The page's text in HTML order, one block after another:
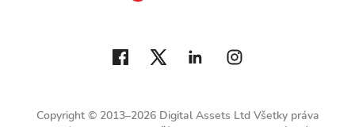
Copyright © 2013–2026 Digital Assets Ltd Všetky práva